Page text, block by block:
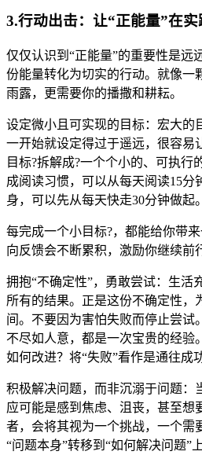
3.行动出击：让“正能量”在
仅仅认识到“正能量”的重要性是远
份能量转化为切实的行动。就像一
雨露，更需要你的播撒和耕耘。
设定微小且可实现的目标：宏大的
一开始就设定得过于遥远，很容易
目标?拆解成?一个个小的、可执行
成阅读习惯，可以从每天阅读15分
身，可以先从每天快走30分钟做起。
每完成一个小目标?，都能给你带
向反馈会不断累积，激励你继续前
拥抱“不确定性”，勇敢尝试：生活
所有的结果。正是这份不确定性，
间。不要因为害怕失败而停止尝试
不尽如人意，都是一次宝贵的经验
如何改进？将“失败”看作是通往成
积极解决问题，而非沉溺于问题：
应可能是感到焦虑、沮丧，甚至想
者，会将其视为一个挑战，一个需
“问题本身”转移到“如何解决问题”